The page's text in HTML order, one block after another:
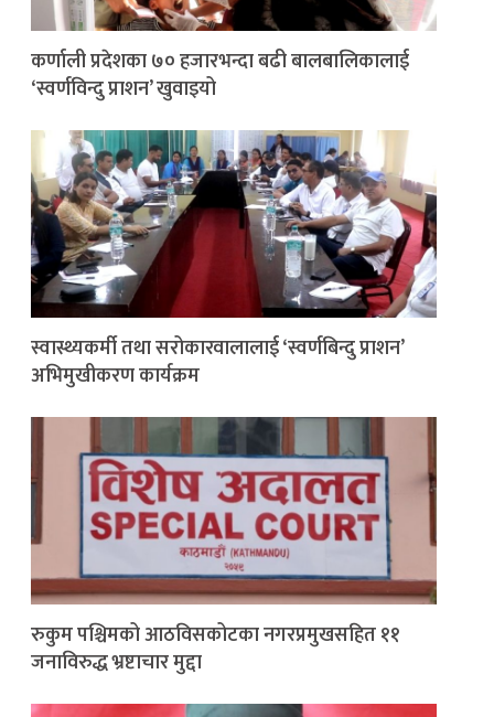
कर्णाली प्रदेशका ७० हजारभन्दा बढी बालबालिकालाई
‘स्वर्णविन्दु प्राशन’ खुवाइयो
स्वास्थ्यकर्मी तथा सरोकारवालालाई ‘स्वर्णबिन्दु प्राशन’
अभिमुखीकरण कार्यक्रम
रुकुम पश्चिमको आठविसकोटका नगरप्रमुखसहित ११
जनाविरुद्ध भ्रष्टाचार मुद्दा